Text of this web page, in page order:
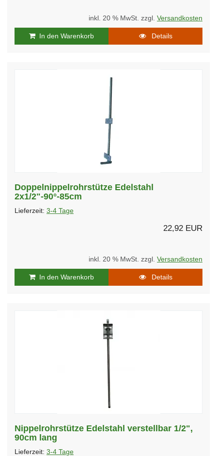
inkl. 20 % MwSt. zzgl. Versandkosten
In den Warenkorb Details
Doppelnippelrohrstütze Edelstahl
2x1/2"-90°-85cm
Lieferzeit: 3-4 Tage
22,92 EUR
inkl. 20 % MwSt. zzgl. Versandkosten
In den Warenkorb Details
Nippelrohrstütze Edelstahl verstellbar 1/2",
90cm lang
Lieferzeit: 3-4 Tage